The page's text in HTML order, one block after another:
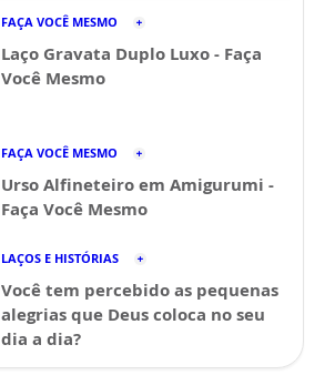
FAÇA VOCÊ MESMO
Laço Gravata Duplo Luxo - Faça
Você Mesmo
FAÇA VOCÊ MESMO
Urso Alfineteiro em Amigurumi -
Faça Você Mesmo
LAÇOS E HISTÓRIAS
Você tem percebido as pequenas
alegrias que Deus coloca no seu
dia a dia?